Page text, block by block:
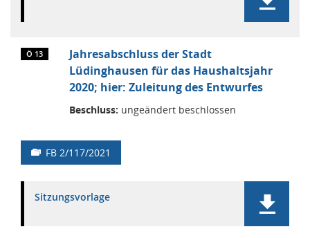
Ö 13
Jahresabschluss der Stadt
Lüdinghausen für das Haushaltsjahr
2020; hier: Zuleitung des Entwurfes
Beschluss: ungeändert beschlossen
FB 2/117/2021
Sitzungsvorlage